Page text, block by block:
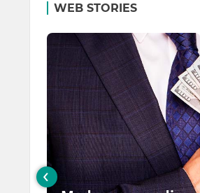
WEB STORIES
‹